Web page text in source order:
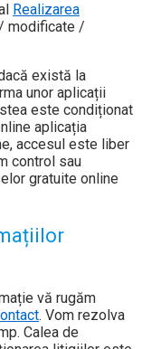
Realizarea
modificate /
există la
unor aplicații
este condiționat
aplicația
accesul este liber
control sau
gratuite online
vă rugăm
. Vom rezolva
Calea de